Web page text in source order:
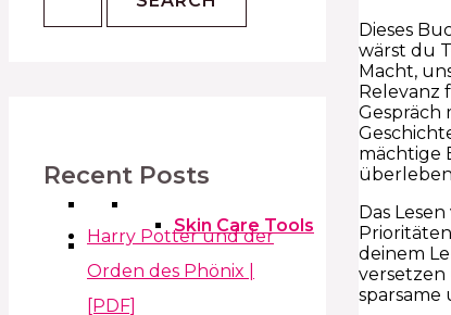
Skin Care Tools
Recent Posts
Harry Potter und der
Orden des Phönix |
[PDF]
Dieses
wärst du
Macht,
Relevanz
Gespräch
mächtige
Das
deinem
versetzen
sparsame